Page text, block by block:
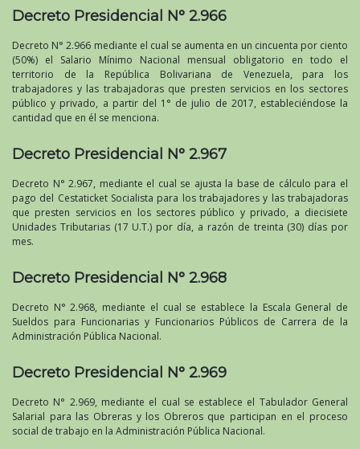
Decreto Presidencial N° 2.966
Decreto N° 2.966 mediante el cual se aumenta en un cincuenta por ciento
(50%) el Salario Mínimo Nacional mensual obligatorio en todo el
territorio de la República Bolivariana de Venezuela, para los
trabajadores y las trabajadoras que presten servicios en los sectores
público y privado, a partir del 1° de julio de 2017, estableciéndose la
cantidad que en él se menciona.
Decreto Presidencial N° 2.967
Decreto N° 2.967, mediante el cual se ajusta la base de cálculo para el
pago del Cestaticket Socialista para los trabajadores y las trabajadoras
que presten servicios en los sectores público y privado, a diecisiete
Unidades Tributarias (17 U.T.) por día, a razón de treinta (30) días por
mes.
Decreto Presidencial N° 2.968
Decreto N° 2.968, mediante el cual se establece la Escala General de
Sueldos para Funcionarias y Funcionarios Públicos de Carrera de la
Administración Pública Nacional.
Decreto Presidencial N° 2.969
Decreto N° 2.969, mediante el cual se establece el Tabulador General
Salarial para las Obreras y los Obreros que participan en el proceso
social de trabajo en la Administración Pública Nacional.